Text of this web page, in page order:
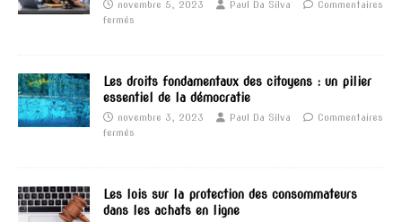
novembre 5, 2023 Paul Da Silva
Commentaires
fermés
Les droits fondamentaux des citoyens : un pilier
essentiel de la démocratie
novembre 3, 2023 Paul Da Silva
Commentaires
fermés
Les lois sur la protection des consommateurs
dans les achats en ligne